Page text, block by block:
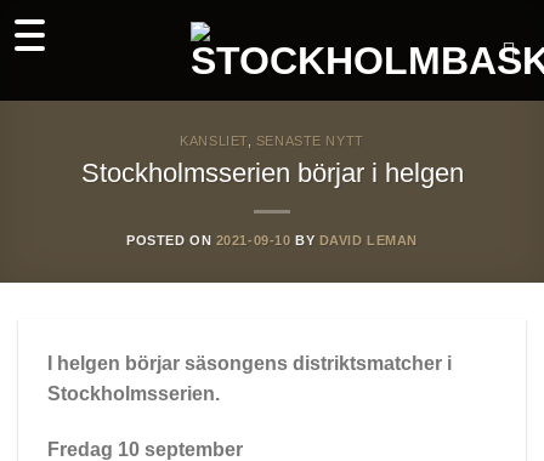
to
KANSLIET, SENASTE NYTT
Stockholmsserien börjar i helgen
POSTED ON 2021-09-10 BY DAVID LEMAN
I helgen börjar säsongens distriktsmatcher i
Stockholmsserien.
Fredag 10 september